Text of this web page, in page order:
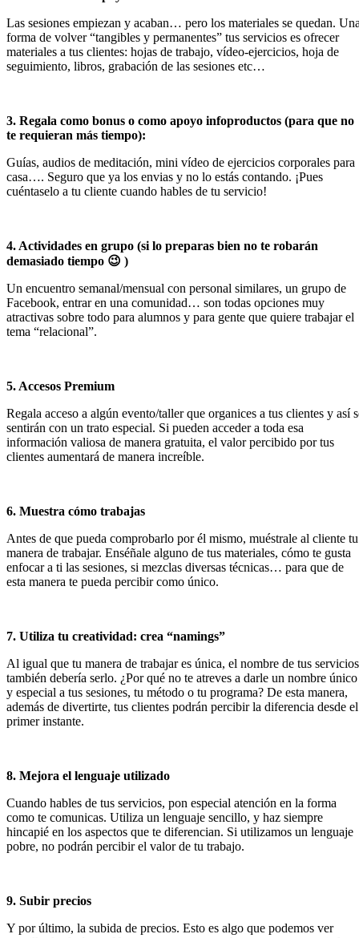
Las sesiones empiezan y acaban… pero los materiales se quedan.
forma de volver “tangibles y permanentes” tus servicios es ofrecer
materiales a tus clientes: hojas de trabajo, vídeo-ejercicios, hoja de
seguimiento, libros, grabación de las sesiones etc…
3. Regala como bonus o como apoyo infoproductos (para que no
te requieran más tiempo):
Guías, audios de meditación, mini vídeo de ejercicios corporales para
casa…. Seguro que ya los envias y no lo estás contando. ¡Pues
cuéntaselo a tu cliente cuando hables de tu servicio!
4. Actividades en grupo (si lo preparas bien no te robarán
demasiado tiempo 😉 )
Un encuentro semanal/mensual con personal similares, un grupo de
Facebook, entrar en una comunidad… son todas opciones muy
atractivas sobre todo para alumnos y para gente que quiere trabajar el
tema “relacional”.
5. Accesos Premium
Regala acceso a algún evento/taller que organices a tus clientes y así
sentirán con un trato especial. Si pueden acceder a toda esa
información valiosa de manera gratuita, el valor percibido por tus
clientes aumentará de manera increíble.
6. Muestra cómo trabajas
Antes de que pueda comprobarlo por él mismo, muéstrale al cliente tu
manera de trabajar. Enséñale alguno de tus materiales, cómo te gusta
enfocar a ti las sesiones, si mezclas diversas técnicas… para que de
esta manera te pueda percibir como único.
7. Utiliza tu creatividad: crea “namings”
Al igual que tu manera de trabajar es única, el nombre de tus servicios
también debería serlo. ¿Por qué no te atreves a darle un nombre único
y especial a tus sesiones, tu método o tu programa? De esta manera,
además de divertirte, tus clientes podrán percibir la diferencia desde el
primer instante.
8. Mejora el lenguaje utilizado
Cuando hables de tus servicios, pon especial atención en la forma
como te comunicas. Utiliza un lenguaje sencillo, y haz siempre
hincapié en los aspectos que te diferencian. Si utilizamos un lenguaje
pobre, no podrán percibir el valor de tu trabajo.
9. Subir precios
Y por último, la subida de precios. Esto es algo que podemos ver